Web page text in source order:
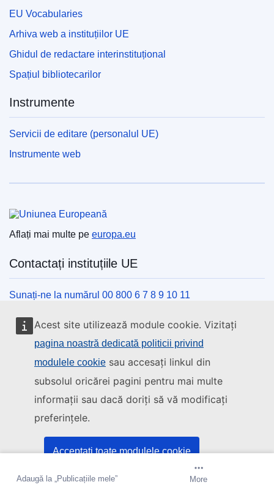
Acest site utilizează module cookie. Vizitați
pagina noastră dedicată politicii privind
modulele cookie sau accesați linkul din
subsolul oricărei pagini pentru mai multe
informații sau dacă doriți să vă modificați
preferințele.
Acceptați toate modulele cookie
Acceptați doar cookie-urile esențiale
Adaugă la „Publicațiile mele” Creați o alertă
More
EU Vocabularies
Arhiva web a instituțiilor UE
Ghidul de redactare interinstituțional
Spațiul bibliotecarilor
Instrumente
Servicii de editare (personalul UE)
Instrumente web
Aflați mai multe pe europa.eu
Contactați instituțiile UE
Sunați-ne la numărul 00 800 6 7 8 9 10 11
Utilizați alte opțiuni telefonice
Scrieți-ne completând formularul de contact
Descoperiți canalele UE pe rețelele sociale
Instituțiile și organismele UE
Găsiți o instituție/un organism UE